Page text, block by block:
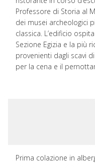
Professore di Storia al
dei musei archeologici
classica. L’edificio
Sezione Egizia e la più
provenienti dagli scavi
per la cena e il
Prima colazione in